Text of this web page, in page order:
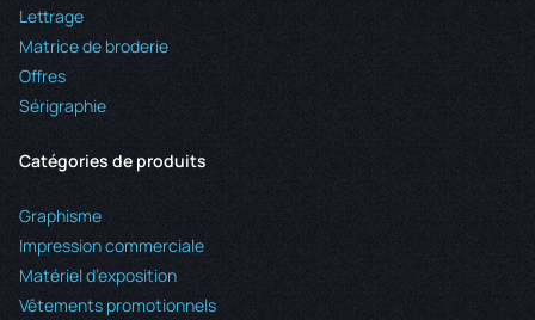
Lettrage
Matrice de broderie
Offres
Sérigraphie
Catégories de produits
Graphisme
Impression commerciale
Matériel d’exposition
Vêtements promotionnels